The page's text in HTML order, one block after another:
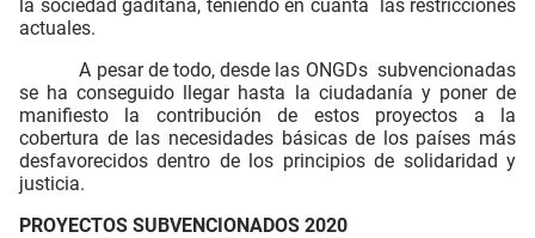
la sociedad gaditana, teniendo en cuanta las restricciones
actuales.
A pesar de todo, desde las ONGDs subvencionadas
se ha conseguido llegar hasta la ciudadanía y poner de
manifiesto la contribución de estos proyectos a la
cobertura de las necesidades básicas de los países más
desfavorecidos dentro de los principios de solidaridad y
justicia.
PROYECTOS SUBVENCIONADOS 2020